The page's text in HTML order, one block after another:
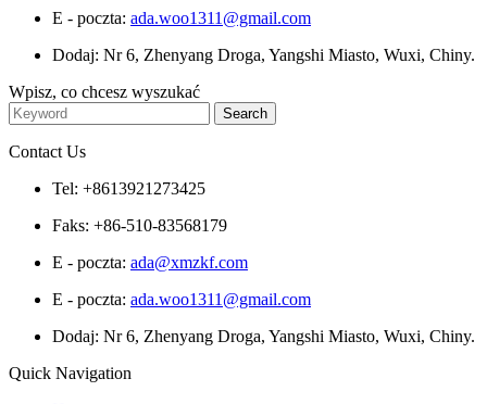
E - poczta: ada.woo1311@gmail.com
Dodaj: Nr 6, Zhenyang Droga, Yangshi Miasto, Wuxi, Chiny.
Wpisz, co chcesz wyszukać
Contact Us
Tel: +8613921273425
Faks: +86-510-83568179
E - poczta: ada@xmzkf.com
E - poczta: ada.woo1311@gmail.com
Dodaj: Nr 6, Zhenyang Droga, Yangshi Miasto, Wuxi, Chiny.
Quick Navigation